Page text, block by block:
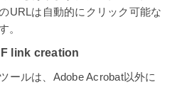
URLは自動的にクリック可能な
。
link creation
ールは、Adobe Acrobat以外に